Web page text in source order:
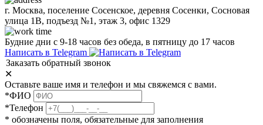
г. Москва, поселение Сосенское, деревня Сосенки, Сосновая
улица 1В, подъезд №1, этаж 3, офис 1329
Будние дни с 9-18 часов без обеда, в пятницу до 17 часов
Написать в Telegram
Заказать обратный звонок
✕
Оставьте ваше имя и телефон и мы свяжемся с вами.
*ФИО
*Телефон
* обозначены поля, обязательные для заполнения